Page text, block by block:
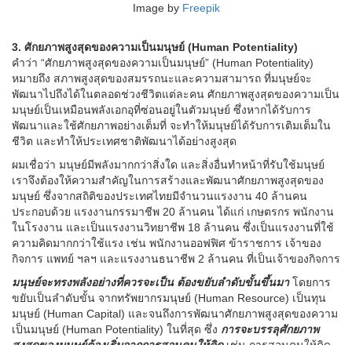
Image by Freepik
3. ศักยภาพสูงสุดของความเป็นมนุษย์ (Human Potentiality)
คำว่า “ศักยภาพสูงสุดของความเป็นมนุษย์” (Human Potentiality)
หมายถึง สภาพสูงสุดของสมรรถนะและความสามารถ ที่มนุษย์จะ
พัฒนาไปถึงได้ในตลอดช่วงชีวิตแต่ละคน ศักยภาพสูงสุดของความเป็น
มนุษย์เป็นเหมือนพลังเอกอุที่ซ่อนอยู่ในตัวมนุษย์ ซึ่งหากได้รับการ
พัฒนาและใช้ศักยภาพอย่างเต็มที่ จะทำให้มนุษย์ได้รับการเติมเต็มใน
ชีวิต และทำให้ประเทศชาติพัฒนาได้อย่างสูงสุด
ผมเชื่อว่า มนุษย์มีพลังมากกว่าสิ่งใด และสิ่งอื่นทำหน้าที่รับใช้มนุษย์
เราจึงต้องให้ความสำคัญในการสร้างและพัฒนาศักยภาพสูงสุดของ
มนุษย์ ซึ่งจากสถิติของประเทศไทยมีจำนวนแรงงาน 40 ล้านคน
ประกอบด้วย แรงงานกรรมาชีพ 20 ล้านคน ได้แก่ เกษตรกร พนักงาน
ในโรงงาน และเป็นแรงงานวิทยาชีพ 18 ล้านคน ซึ่งเป็นแรงงานที่ใช้
ความคิดมากกว่าใช้แรง เช่น พนักงานออฟฟิศ ข้าราชการ เจ้าของ
กิจการ แพทย์ ฯลฯ และแรงงานธนาชีพ 2 ล้านคน ที่เป็นเจ้าของกิจการ
มนุษย์จะทรงพลังอย่างที่ควรจะเป็น ต้องขยับลำดับขั้นขึ้นมาโดยการ
ขยับเป็นลำดับขั้น จากทรัพยากรมนุษย์ (Human Resource) เป็นทุน
มนุษย์ (Human Capital) และจนถึงการพัฒนาศักยภาพสูงสุดของความ
เป็นมนุษย์ (Human Potentiality) ในที่สุด ซึ่ง การจะบรรลุศักยภาพ